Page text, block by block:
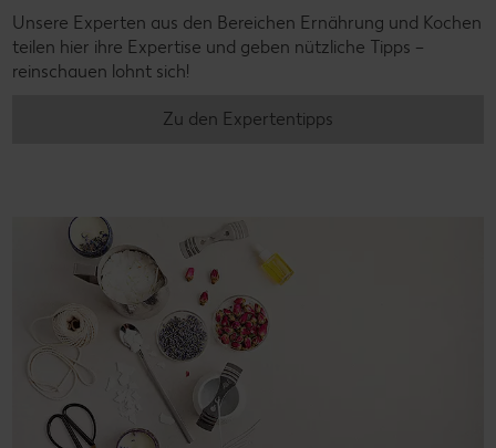
Unsere Experten aus den Bereichen Ernährung und Kochen
teilen hier ihre Expertise und geben nützliche Tipps –
reinschauen lohnt sich!
Zu den Expertentipps